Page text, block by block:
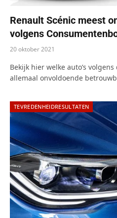
Renault Scénic meest
volgens
20 oktober 2021
Bekijk hier welke auto’s
allemaal onvoldoende
TEVREDENHEIDRESULTATEN